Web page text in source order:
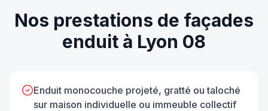
Nos prestations de façades
enduit à Lyon 08
Enduit monocouche projeté, gratté ou taloché
sur maison individuelle ou immeuble collectif